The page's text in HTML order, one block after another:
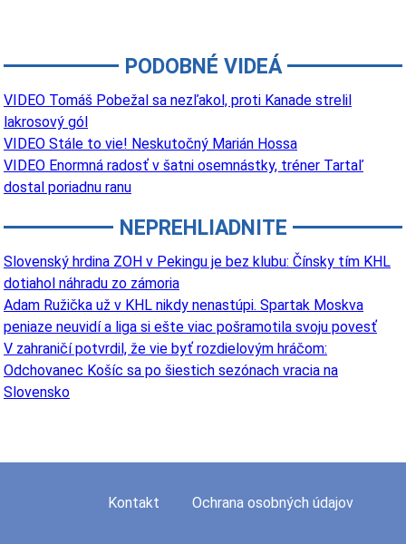
PODOBNÉ VIDEÁ
VIDEO Tomáš Pobežal sa nezľakol, proti Kanade strelil
lakrosový gól
VIDEO Stále to vie! Neskutočný Marián Hossa
VIDEO Enormná radosť v šatni osemnástky, tréner Tartaľ
dostal poriadnu ranu
NEPREHLIADNITE
Slovenský hrdina ZOH v Pekingu je bez klubu: Čínsky tím KHL
dotiahol náhradu zo zámoria
Adam Ružička už v KHL nikdy nenastúpi. Spartak Moskva
peniaze neuvidí a liga si ešte viac pošramotila svoju povesť
V zahraničí potvrdil, že vie byť rozdielovým hráčom:
Odchovanec Košíc sa po šiestich sezónach vracia na
Slovensko
Kontakt Ochrana osobných údajov